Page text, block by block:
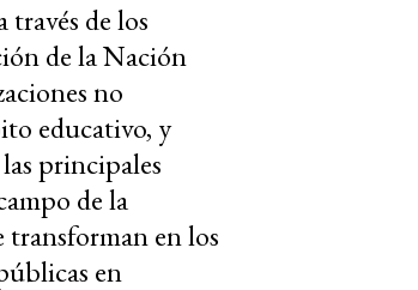
de los
de la Nación
no
educativo, y
principales
de la
transforman en los
en